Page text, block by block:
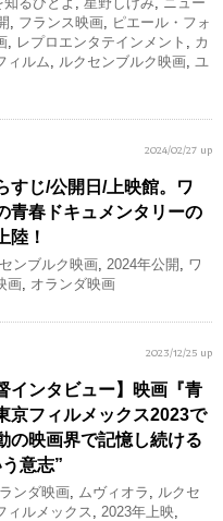
, フランス映画, ピエール・フォ
, レプロエンタテインメント , カ
ィルム, ルクセンブルク映画, ユ
2024/02/27 up
すじ/公開日/上映館。ワ
青春ドキュメンタリーの
陸！
ンブルク映画, 2024年公開 , ワ
画, オランダ映画
2023/12/25 up
インタビュー】映画『青
京フィルメックス2023で
の映画界で記憶し続ける
意志”
ンダ映画, ムヴィオラ , ルクセ
ィルメックス , 2023年上映,